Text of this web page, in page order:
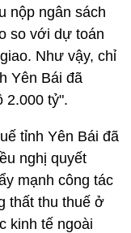
nộp ngân sách
so với dự toán
Như vậy, chỉ
Yên Bái đã
2.000 tỷ".
tỉnh Yên Bái đã
nghị quyết
mạnh công tác
thất thu thuế ở
kinh tế ngoài